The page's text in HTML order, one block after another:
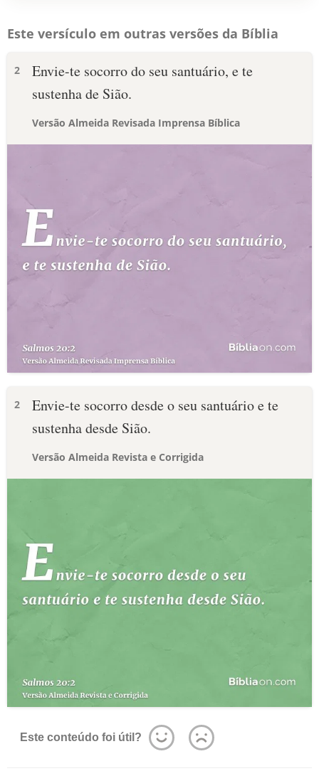
Este versículo em outras versões da Bíblia
2
Envie-te socorro do seu santuário, e te
sustenha de Sião.
Versão Almeida Revisada Imprensa Bíblica
2
Envie-te socorro desde o seu santuário e te
sustenha desde Sião.
Versão Almeida Revista e Corrigida
Este conteúdo foi útil?